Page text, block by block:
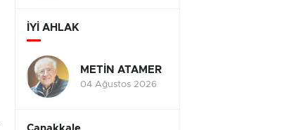
İYİ AHLAK
METİN ATAMER
04 Ağustos 2026